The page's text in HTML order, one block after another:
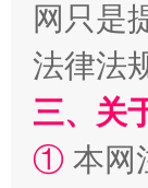
阿坝
网只是
法律法
三、关
① 本网